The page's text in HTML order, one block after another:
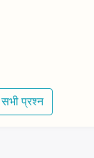
सभी प्रश्न